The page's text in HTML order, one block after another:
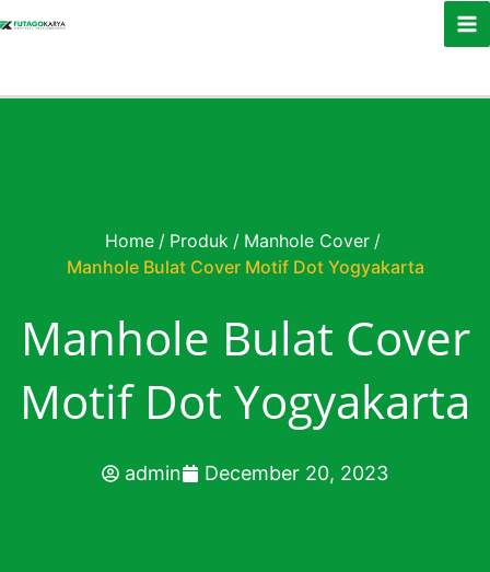
Home / Produk / Manhole Cover /
Manhole Bulat Cover Motif Dot Yogyakarta
Manhole Bulat Cover
Motif Dot Yogyakarta
admin December 20, 2023